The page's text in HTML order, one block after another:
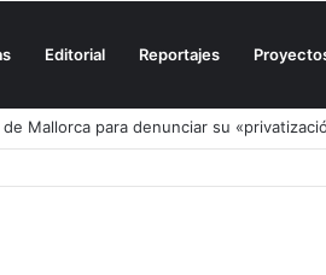
Editorial Reportajes
Mallorca para denunciar su